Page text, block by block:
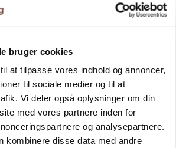
bruger cookies
at tilpasse vores indhold og annoncer,
til sociale medier og til at
Vi deler også oplysninger om din
med vores partnere inden for
og analysepartnere.
kombinere disse data med andre
Annonce
millioner: Sindal Biogas vil
og behandle 800.000 ton